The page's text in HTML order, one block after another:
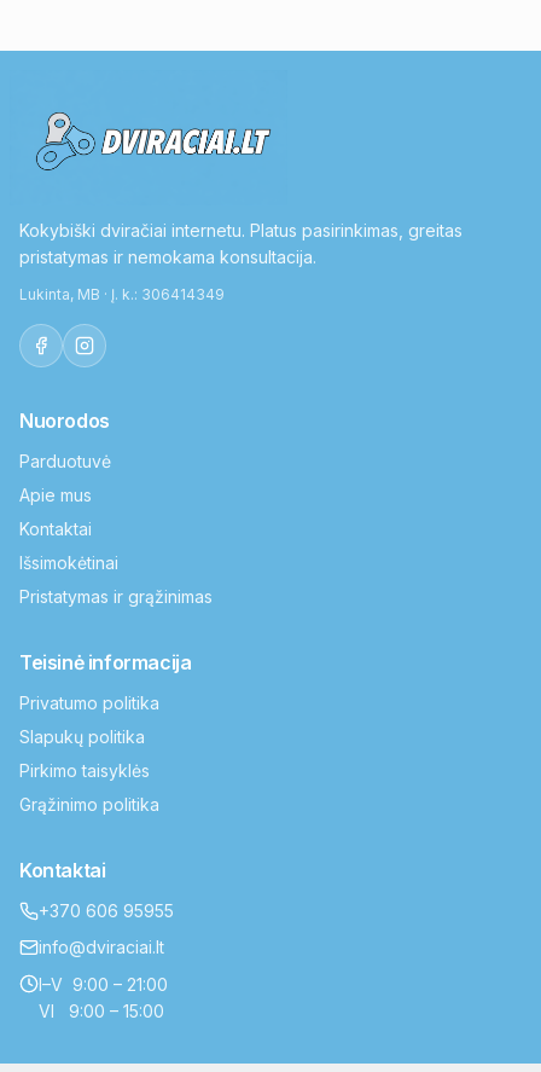
Kokybiški dviračiai internetu. Platus pasirinkimas, greitas
pristatymas ir nemokama konsultacija.
Lukinta, MB · Į. k.: 306414349
Nuorodos
Parduotuvė
Apie mus
Kontaktai
Išsimokėtinai
Pristatymas ir grąžinimas
Teisinė informacija
Privatumo politika
Slapukų politika
Pirkimo taisyklės
Grąžinimo politika
Kontaktai
+370 606 95955
info@dviraciai.lt
I–V 9:00 – 21:00
VI 9:00 – 15:00